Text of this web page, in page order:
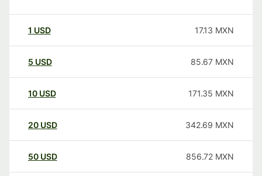
1 USD 17.13 MXN
5 USD 85.67 MXN
10 USD 171.35 MXN
20 USD 342.69 MXN
50 USD 856.72 MXN